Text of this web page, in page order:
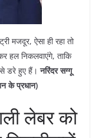
मजदूर, ऐसा ही रहा तो
हल निकलवाएंगे, ताकि
डरे हुए हैं।नरिंदर सग्गू
के प्रधान)
लेबर को